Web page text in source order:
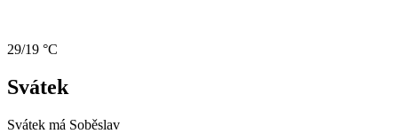
29/19 °C
Svátek
Svátek má Soběslav